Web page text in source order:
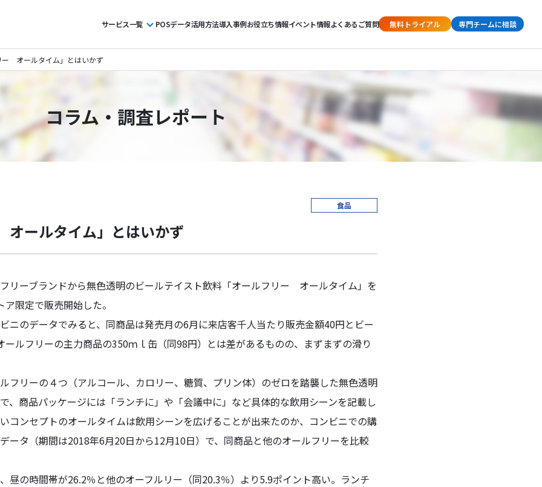
サービス一覧 POSデータ活用方法導入事例お役立ち情報イベント情報よくあるご質問 無料トライアル 専門チームに相談
ー オールタイム」とはいかず
コラム・調査レポート
食品
オールタイム」とはいかず
リーブランドから無色透明のビールテイスト飲料「オールフリー オールタイム」を
限定で販売開始した。
ニのデータでみると、同商品は発売月の6月に来店客千人当たり販売金額40円とビー
ールフリーの主力商品の350ｍｌ缶（同98円）とは差があるものの、まずまずの滑り
フリーの４つ（アルコール、カロリー、糖質、プリン体）のゼロを踏襲した無色透明
、商品パッケージには「ランチに」や「会議中に」など具体的な飲用シーンを記載し
コンセプトのオールタイムは飲用シーンを広げることが出来たのか、コンビニでの購
ータ（期間は2018年6月20日から12月10日）で、同商品と他のオールフリーを比較
昼の時間帯が26.2％と他のオーフルリー（同20.3％）より5.9ポイント高い。ランチ